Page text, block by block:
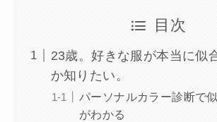
目次
23歳。好きな服が本当に似
か知りたい。
パーソナルカラー診断で
がわかる